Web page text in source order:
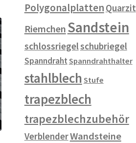
Polygonalplatten Quarzit
Riemchen Sandstein
schlossriegelschubriegel
SpanndrahtSpanndrahthalter
stahlblechStufe
trapezblech
trapezblechzubehör
VerblenderWandsteine